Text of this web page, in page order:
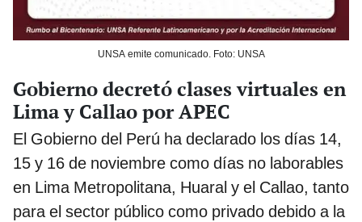
UNSA emite comunicado. Foto: UNSA
Gobierno decretó clases virtuales en
Lima y Callao por APEC
El Gobierno del Perú ha declarado los días 14,
15 y 16 de noviembre como días no laborables
en Lima Metropolitana, Huaral y el Callao, tanto
para el sector público como privado debido a la